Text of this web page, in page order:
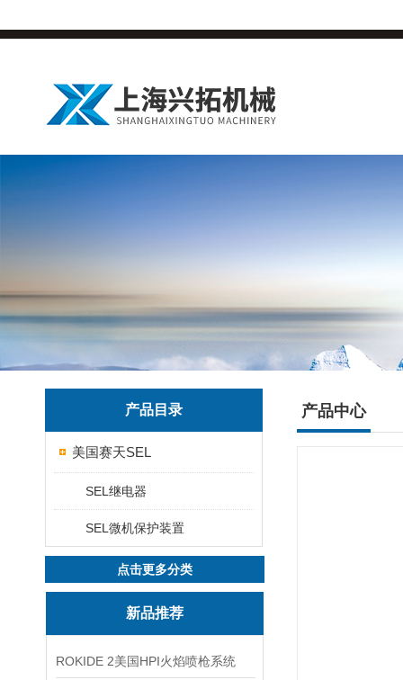
产品目录
美国赛天SEL
SEL继电器
SEL微机保护装置
点击更多分类
新品推荐
ROKIDE 2美国HPI火焰喷枪系统
产品中心